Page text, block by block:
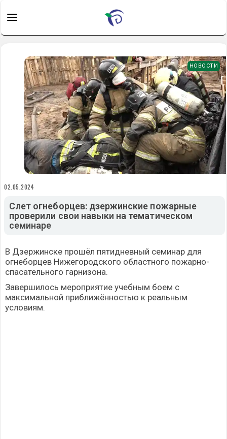
НОВОСТИ
02.05.2024
Слет огнеборцев: дзержинские пожарные
проверили свои навыки на тематическом
семинаре
В Дзержинске прошёл пятидневный семинар для
огнеборцев Нижегородского областного пожарно-
спасательного гарнизона.
Завершилось мероприятие учебным боем с
максимальной приближённостью к реальным
условиям.